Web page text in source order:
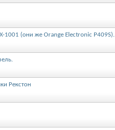
1001 (они же Orange Electronic P409S).
Рекстон